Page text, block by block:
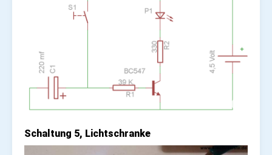
Schaltung 5, Lichtschranke